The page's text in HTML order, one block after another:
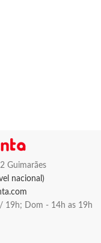
Guimarães
nacional)
19h; Dom - 14h as 19h